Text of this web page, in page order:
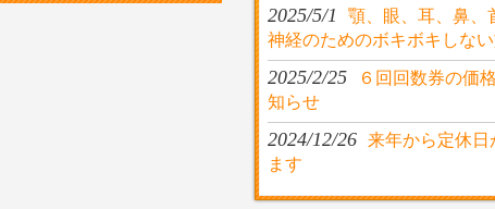
2025/5/1
顎、眼、耳、鼻、
神経のためのボキボキしな
2025/2/25
６回回数券の価
知らせ
2024/12/26 来年から定休日
ます